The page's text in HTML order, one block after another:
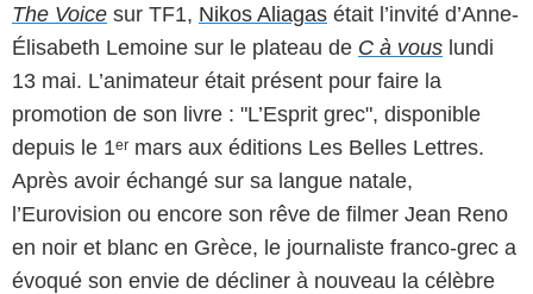
The Voice sur TF1, Nikos Aliagas était l’invité d’Anne-
Élisabeth Lemoine sur le plateau de C à vous lundi
13 mai. L’animateur était présent pour faire la
promotion de son livre : "L’Esprit grec", disponible
depuis le 1ᵉʳ mars aux éditions Les Belles Lettres.
Après avoir échangé sur sa langue natale,
l’Eurovision ou encore son rêve de filmer Jean Reno
en noir et blanc en Grèce, le journaliste franco-grec a
évoqué son envie de décliner à nouveau la célèbre